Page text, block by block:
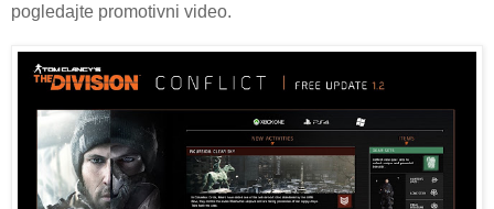
pogledajte promotivni video.